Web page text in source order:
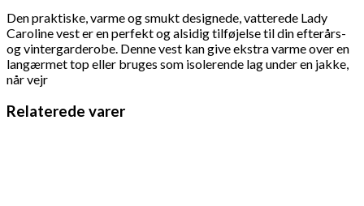
Den praktiske, varme og smukt designede, vatterede Lady
Caroline vest er en perfekt og alsidig tilføjelse til din efterårs-
og vintergarderobe. Denne vest kan give ekstra varme over en
langærmet top eller bruges som isolerende lag under en jakke,
når vejr
Relaterede varer